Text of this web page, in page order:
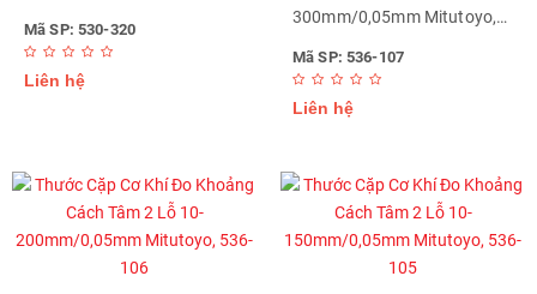
Mã SP: 530-320
Liên hệ
300mm/0,05mm Mitutoyo,
536-107
Mã SP: 536-107
Liên hệ